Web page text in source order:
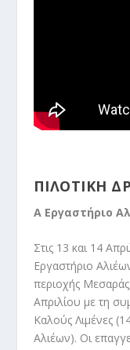
ΠΙΛΟΤΙΚΗ
Α Εργαστήριο
Στις 13 και 14
Εργαστήριο
περιοχής
Απριλίου με τη
Καλούς Λιμένες
Αλιέων). Οι